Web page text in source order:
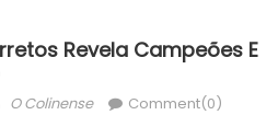
Revela Campeões E
Author
O Colinense Comment(0)